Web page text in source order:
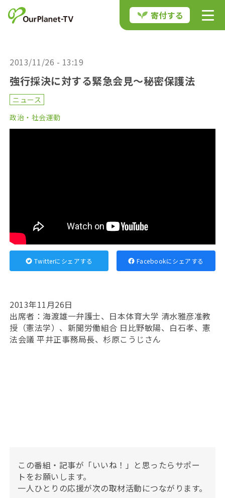
寄付する
2013/11/26 - 13:19
強行採決に対する緊急会見〜秘密保護法
ニュース
政治・社会運動
Twitterにシェアする Facebookにシェアする
2013年11月26日
出席者：海渡雄一弁護士、日本体育大学 清水雅彦准教
授（憲法学）、新聞労働組合 日比野敏陽、白石孝、憲
法会議 平井正事務局長、杉原こうじさん
この番組・記事が「いいね！」と思ったらサポー
トをお願いします。
一人ひとりの応援が次の取材活動につながります。